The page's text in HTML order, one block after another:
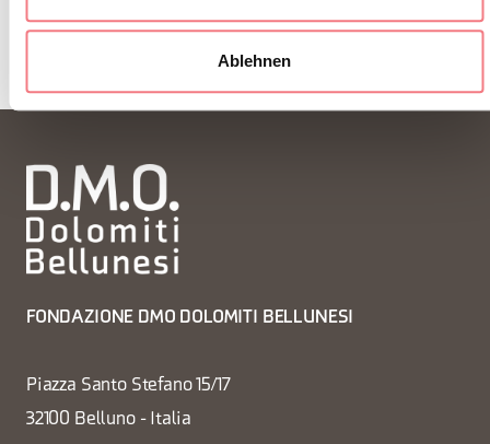
Ablehnen
FONDAZIONE DMO DOLOMITI BELLUNESI
Piazza Santo Stefano 15/17
32100 Belluno - Italia